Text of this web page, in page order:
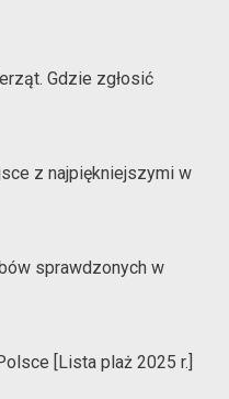
Gdzie zgłosić
z najpiękniejszymi w
sprawdzonych w
[Lista plaż 2025 r.]